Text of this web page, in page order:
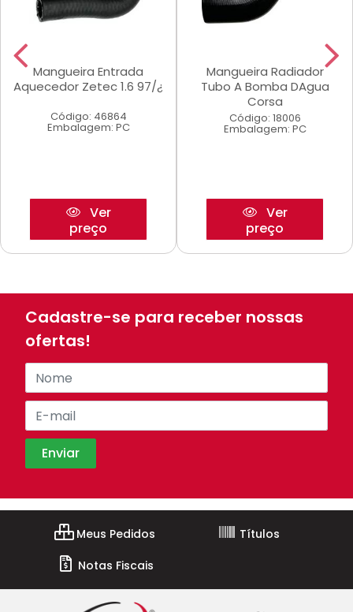
Mangueira Entrada
Aquecedor Zetec 1.6 97/¿
Código: 46864
Embalagem: PC
Ver
preço
Mangueira Radiador
Tubo A Bomba DAgua
Corsa
Código: 18006
Embalagem: PC
Ver
preço
Cadastre-se para receber nossas
ofertas!
Meus Pedidos
Títulos
Notas Fiscais